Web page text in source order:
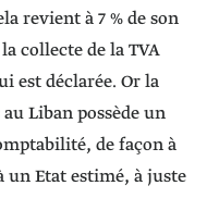
revient à 7 % de son
collecte de la TVA
est déclarée. Or la
Liban possède un
de façon à
un Etat estimé, à juste